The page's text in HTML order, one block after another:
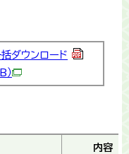
ダウンロード
）
内容